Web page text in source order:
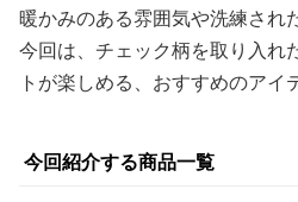
暖かみのある雰囲気や洗練され
今回は、チェック柄を取り入れ
トが楽しめる、おすすめのアイ
今回紹介する商品一覧